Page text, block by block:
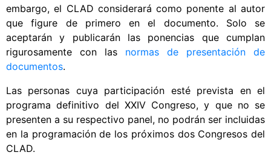
embargo, el CLAD considerará como ponente al autor
que figure de primero en el documento. Solo se
aceptarán y publicarán las ponencias que cumplan
rigurosamente con las normas de presentación de
documentos.
Las personas cuya participación esté prevista en el
programa definitivo del XXIV Congreso, y que no se
presenten a su respectivo panel, no podrán ser incluidas
en la programación de los próximos dos Congresos del
CLAD.